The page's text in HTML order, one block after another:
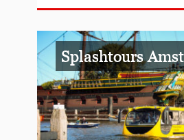
Splashtours